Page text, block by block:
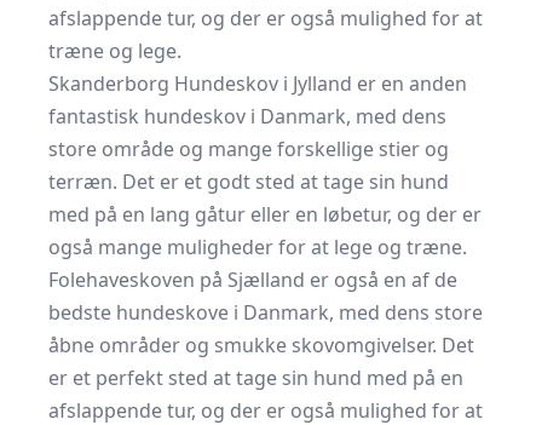
afslappende tur, og der er også mulighed for at
træne og lege.
Skanderborg Hundeskov i Jylland er en anden
fantastisk hundeskov i Danmark, med dens
store område og mange forskellige stier og
terræn. Det er et godt sted at tage sin hund
med på en lang gåtur eller en løbetur, og der er
også mange muligheder for at lege og træne.
Folehaveskoven på Sjælland er også en af de
bedste hundeskove i Danmark, med dens store
åbne områder og smukke skovomgivelser. Det
er et perfekt sted at tage sin hund med på en
afslappende tur, og der er også mulighed for at